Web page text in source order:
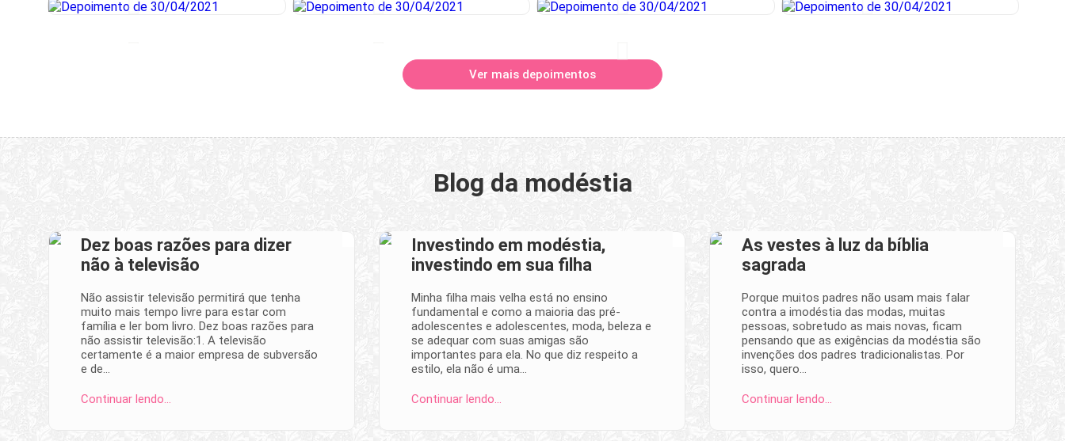
Ver mais depoimentos
Blog da modéstia
Dez boas razões para dizer
não à televisão
Não assistir televisão permitirá que tenha
muito mais tempo livre para estar com
família e ler bom livro. Dez boas razões para
não assistir televisão:1. A televisão
certamente é a maior empresa de subversão
e de…
Continuar lendo…
Investindo em modéstia,
investindo em sua filha
Minha filha mais velha está no ensino
fundamental e como a maioria das pré-
adolescentes e adolescentes, moda, beleza e
se adequar com suas amigas são
importantes para ela. No que diz respeito a
estilo, ela não é uma…
Continuar lendo…
As vestes à luz da bíblia
sagrada
Porque muitos padres não usam mais falar
contra a imodéstia das modas, muitas
pessoas, sobretudo as mais novas, ficam
pensando que as exigências da modéstia são
invenções dos padres tradicionalistas. Por
isso, quero…
Continuar lendo…